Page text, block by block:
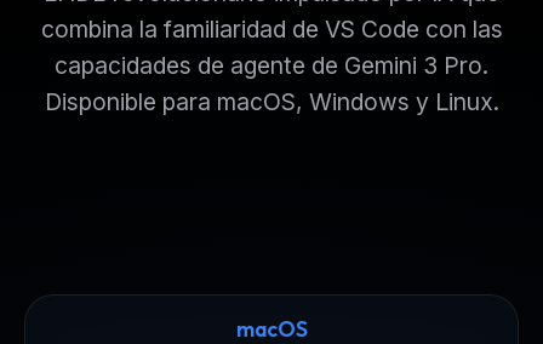
combina la familiaridad de VS Code con las
capacidades de agente de Gemini 3 Pro.
Disponible para macOS, Windows y Linux.
macOS